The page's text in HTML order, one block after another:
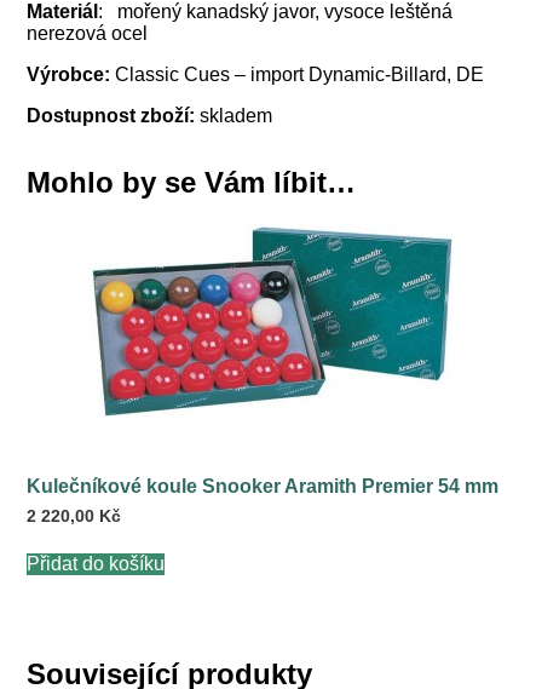
Materiál : mořený kanadský javor, vysoce leštěná
nerezová ocel
Výrobce: Classic Cues – import Dynamic-Billard, DE
Dostupnost zboží: skladem
Mohlo by se Vám líbit…
Kulečníkové koule Snooker Aramith Premier 54 mm
2 220,00 Kč
Přidat do košíku
Související produkty